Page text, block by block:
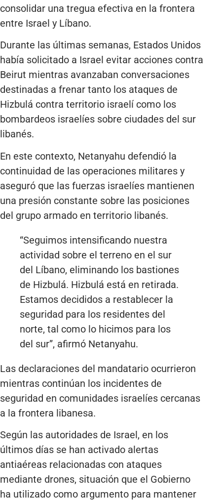
consolidar una tregua efectiva en la frontera
entre Israel y Líbano.
Durante las últimas semanas, Estados Unidos
había solicitado a Israel evitar acciones contra
Beirut mientras avanzaban conversaciones
destinadas a frenar tanto los ataques de
Hizbulá contra territorio israelí como los
bombardeos israelíes sobre ciudades del sur
libanés.
En este contexto, Netanyahu defendió la
continuidad de las operaciones militares y
aseguró que las fuerzas israelíes mantienen
una presión constante sobre las posiciones
del grupo armado en territorio libanés.
“Seguimos intensificando nuestra
actividad sobre el terreno en el sur
del Líbano, eliminando los bastiones
de Hizbulá. Hizbulá está en retirada.
Estamos decididos a restablecer la
seguridad para los residentes del
norte, tal como lo hicimos para los
del sur”, afirmó Netanyahu.
Las declaraciones del mandatario ocurrieron
mientras continúan los incidentes de
seguridad en comunidades israelíes cercanas
a la frontera libanesa.
Según las autoridades de Israel, en los
últimos días se han activado alertas
antiaéreas relacionadas con ataques
mediante drones, situación que el Gobierno
ha utilizado como argumento para mantener